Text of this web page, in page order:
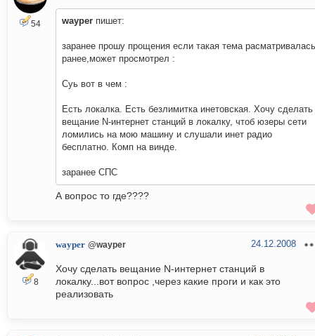
54 wayper пишет:
заранее прошу прощения если такая тема расматривалась
ранее,может просмотрел :
Суь вот в чем :
Есть локалка. Есть безлимитка инетовская. Хочу сделать
вещание N-интернет станций в локалку, чтоб юзеры сети
ломились на мою машину и слушали инет радио
бесплатно. Комп на винде.
заранее СПС
А вопрос то где????
8
wayper @wayper 24.12.2008
Хочу сделать вещание N-интернет станций в
локалку...вот вопрос ,через какие проги и как это
реализовать